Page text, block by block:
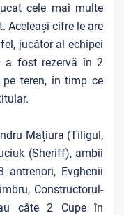
cele mai multe
Aceleași cifre le are
jucător al echipei
a fost rezervă în 2
teren, în timp ce
Mațiura (Tiligul,
(Sheriff), ambii
Evghenii
Constructorul-
câte 2 Cupe în